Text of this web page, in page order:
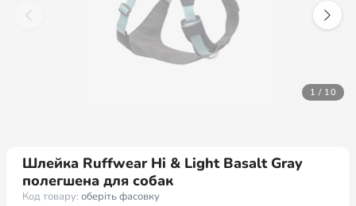
1 / 10
Шлейка Ruffwear Hi & Light Basalt Gray
полегшена для собак
Код товару: оберіть фасовку